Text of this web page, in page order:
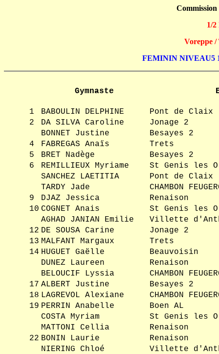
1/2
Voreppe /
FEMININ NIVEAU5
Gymnaste
1 BABOULIN DELPHINE
Pont de Claix
2
DA SILVA Caroline
Jonage 2
BONNET Justine
Besayes 2
4
FABREGAS Anaïs
Trets
5
BRET Nadège
Besayes 2
6
REMILLIEUX Myriame
St Genis les
SANCHEZ LAETITIA
Pont de Claix
TARDY Jade
CHAMBON
9
DJAZ Jessica
Renaison
10 COGNET Anais
St Genis les
AGHAD JANIAN Emilie
Villette
12 DE SOUSA Carine
Jonage 2
13 MALFANT Margaux
Trets
14 HUGUET Gaëlle
Beauvoisin
DUNEZ Laureen
Renaison
BELOUCIF Lyssia
CHAMBON
17 ALBERT Justine
Besayes 2
18 LAGREVOL Alexiane
CHAMBON
19 PERRIN Anabelle
Boen AL
COSTA Myriam
St Genis les
MATTONI Cellia
Renaison
22 BONIN Laurie
Renaison
NIERING Chloé
Villette